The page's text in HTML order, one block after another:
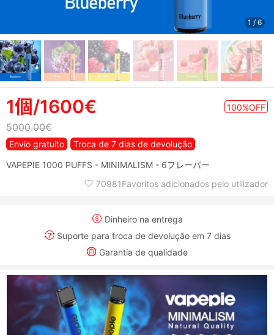
1 / 6
1個/1600€ 100%OFF
5000.00€
Envio gratuito
Troca de 7 dias de devolução
VAPEPIE 1000 PUFFS - MINIMALISM - 6フレーバー
70981Favoritos adicionados pelo utilizador
Dinheiro na entrega
Suporte para troca de devolução em 7 dias
Garantia de qualidade